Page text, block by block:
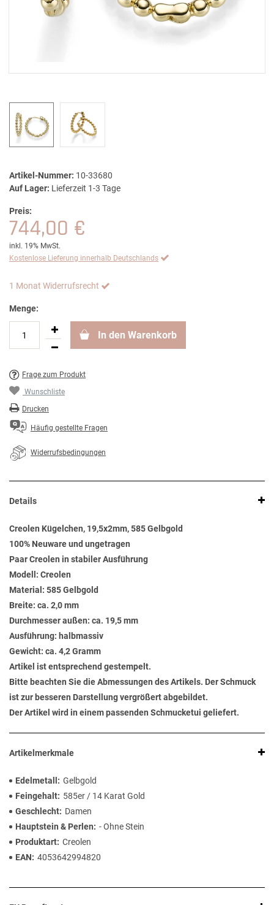
Artikel-Nummer: 10-33680
Auf Lager: Lieferzeit 1-3 Tage
Preis:
744,00 €
inkl. 19% MwSt.
Kostenlose Lieferung innerhalb Deutschlands
1 Monat Widerrufsrecht
Menge:
In den Warenkorb
Frage zum Produkt
Wunschliste
Drucken
Häufig gestellte Fragen
Widerrufsbedingungen
Details
Creolen Kügelchen, 19,5x2mm, 585 Gelbgold
100% Neuware und ungetragen
Paar Creolen in stabiler Ausführung
Modell: Creolen
Material: 585 Gelbgold
Breite: ca. 2,0 mm
Durchmesser außen: ca. 19,5 mm
Ausführung: halbmassiv
Gewicht: ca. 4,2 Gramm
Artikel ist entsprechend gestempelt.
Bitte beachten Sie die Abmessungen des Artikels. Der Schmuck
ist zur besseren Darstellung vergrößert abgebildet.
Der Artikel wird in einem passenden Schmucketui geliefert.
Artikelmerkmale
Edelmetall
Gelbgold
Feingehalt
585er / 14 Karat Gold
Geschlecht
Damen
Hauptstein & Perlen
- Ohne Stein
Produktart Creolen
EAN
4053642994820